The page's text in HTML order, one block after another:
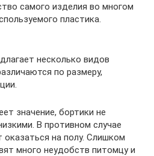
самого изделия во многом
пластика.
несколько видов
по размеру,
значение, бортики не
В противном случае
оказаться на полу. Слишком
много неудобств питомцу и